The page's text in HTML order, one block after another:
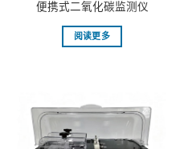
便携式二氧化碳监测仪
阅读更多